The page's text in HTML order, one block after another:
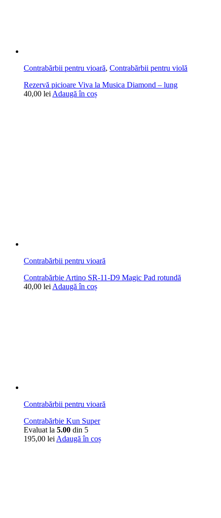
Contrabărbii pentru vioară, Contrabărbii pentru violă
Rezervă picioare Viva la Musica Diamond – lung
40,00 lei Adaugă în coș
Contrabărbii pentru vioară
Contrabărbie Artino SR-11-D9 Magic Pad rotundă
40,00 lei Adaugă în coș
Contrabărbii pentru vioară
Contrabărbie Kun Super
Evaluat la 5.00 din 5
195,00 lei Adaugă în coș